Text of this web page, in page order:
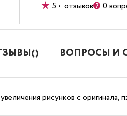
5 • отзывов 0
ВОПРОСЫ И
рисунков с оригинала,